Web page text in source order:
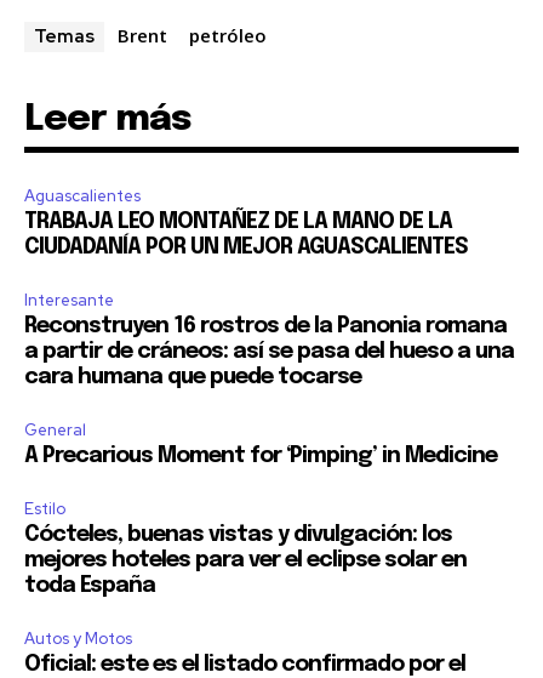
Únete a nuestra comunidad de
suscriptores y sé parte de la
conversación.
Para suscribirte, solo escribe tu dirección de correo eletrónico
y da click en el botón de "suscribir". No te preocupes,
respetamos tu privacidad y no enviaremos correo basura a tu
INBOX. Tu información está segura con nosotros.
SUSCRIBIR
Acepto la
Temas Brent petróleo
Leer más
Aguascalientes
TRABAJA LEO MONTAÑEZ DE LA MANO DE LA
CIUDADANÍA POR UN MEJOR AGUASCALIENTES
Interesante
Reconstruyen 16 rostros de la Panonia romana
a partir de cráneos: así se pasa del hueso a una
cara humana que puede tocarse
General
A Precarious Moment for ‘Pimping’ in Medicine
Estilo
Cócteles, buenas vistas y divulgación: los
mejores hoteles para ver el eclipse solar en
toda España
Autos y Motos
Oficial: este es el listado confirmado por el